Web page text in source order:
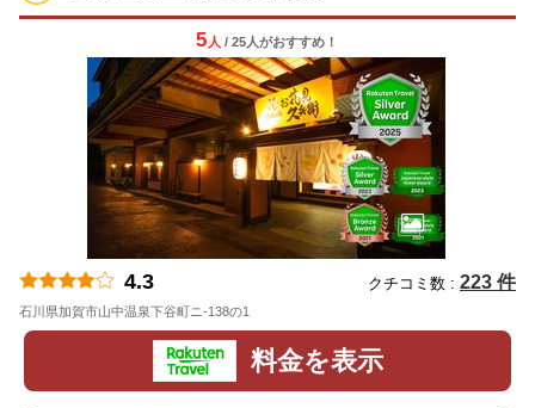
5 人 / 25人がおすすめ！
4.3 クチコミ数 : 223 件
石川県加賀市山中温泉下谷町ニ-138の1
料金を表示